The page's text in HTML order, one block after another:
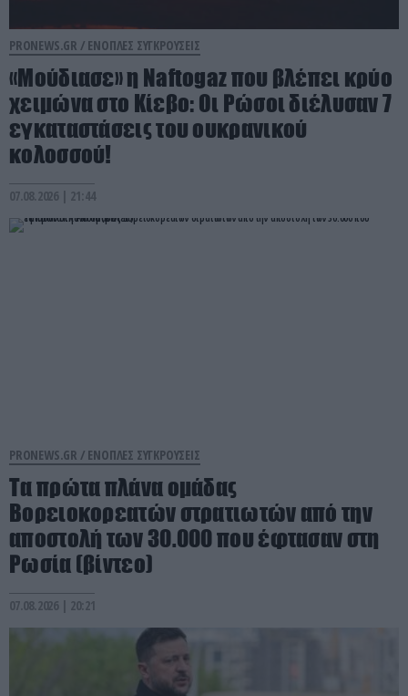
PRONEWS.GR / ΕΝΟΠΛΕΣ ΣΥΓΚΡΟΥΣΕΙΣ
«Μούδιασε» η Naftogaz που βλέπει κρύο
χειμώνα στο Κίεβο: Οι Ρώσοι διέλυσαν 7
εγκαταστάσεις του ουκρανικού
κολοσσού!
07.08.2026 | 21:44
PRONEWS.GR / ΕΝΟΠΛΕΣ ΣΥΓΚΡΟΥΣΕΙΣ
Τα πρώτα πλάνα ομάδας
Βορειοκορεατών στρατιωτών από την
αποστολή των 30.000 που έφτασαν στη
Ρωσία (βίντεο)
07.08.2026 | 20:21